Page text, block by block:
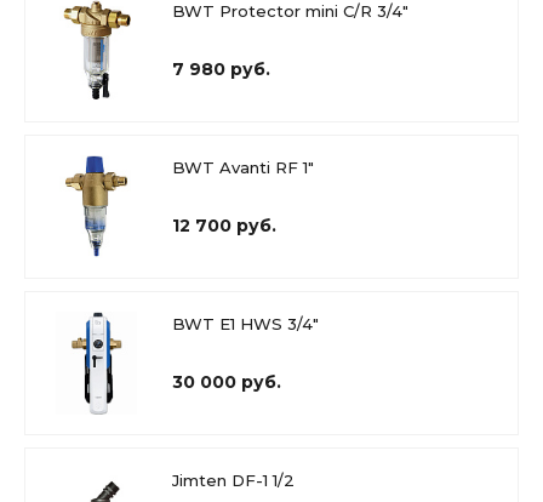
BWT Protector mini C/R 3/4"
7 980 руб.
BWT Avanti RF 1"
12 700 руб.
BWT E1 HWS 3/4"
30 000 руб.
Jimten DF-1 1/2